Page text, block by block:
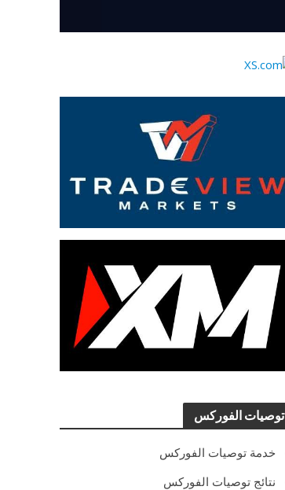
توصيات الفوركس
خدمة توصيات الفوركس
نتائج توصيات الفوركس